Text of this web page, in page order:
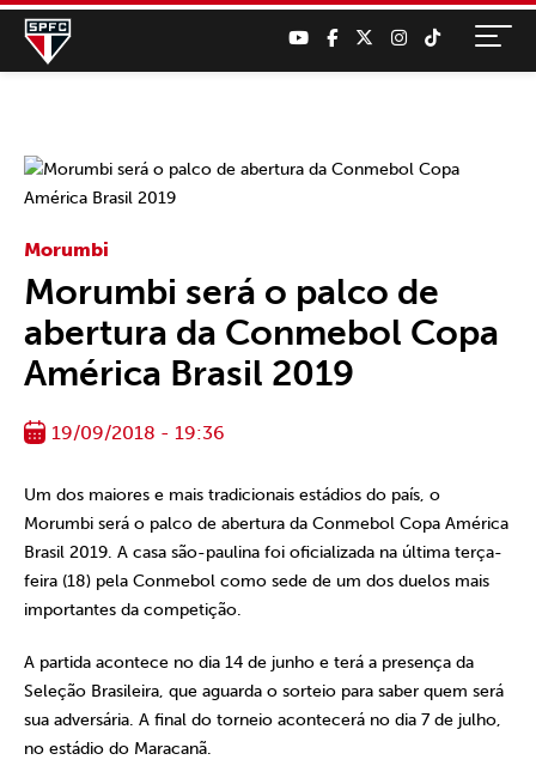
Morumbi
Morumbi será o palco de
abertura da Conmebol Copa
América Brasil 2019
19/09/2018 - 19:36
Um dos maiores e mais tradicionais estádios do país, o
Morumbi será o palco de abertura da Conmebol Copa América
Brasil 2019. A casa são-paulina foi oficializada na última terça-
feira (18) pela Conmebol como sede de um dos duelos mais
importantes da competição.
A partida acontece no dia 14 de junho e terá a presença da
Seleção Brasileira, que aguarda o sorteio para saber quem será
sua adversária. A final do torneio acontecerá no dia 7 de julho,
no estádio do Maracanã.